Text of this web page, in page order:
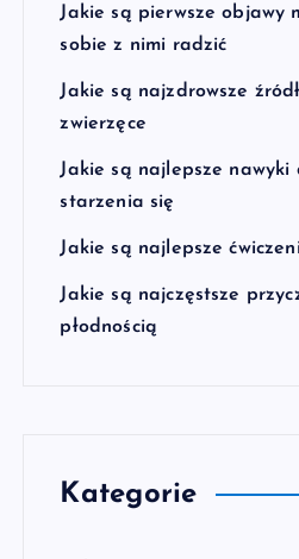
Jakie są pierwsze objawy
sobie z nimi radzić
Jakie są najzdrowsze
zwierzęce
Jakie są najlepsze nawyki
starzenia się
Jakie są najlepsze
Jakie są najczęstsze
płodnością
Kategorie